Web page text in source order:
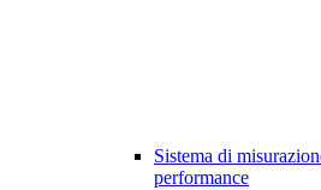
Sistema di
performance